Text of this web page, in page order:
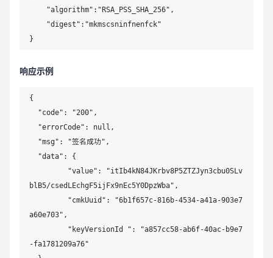
}
响应示例
{
blB5/csedLEchgF5ijFx9nEc5Y0DpzWba",
a60e703",
-fa1781209a76"